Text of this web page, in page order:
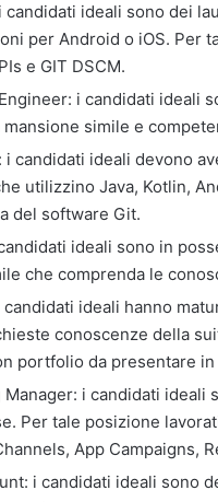
candidati ideali sono dei
per Android o iOS. Per
e GIT DSCM.
i candidati ideali
simile e
i candidati ideali devono
utilizzino Java, Kotlin,
del software Git.
ideali sono in
che comprenda le
ideali hanno
conoscenze della
portfolio da presentare
i candidati ideali
Per tale posizione
App Campaigns,
i candidati ideali sono